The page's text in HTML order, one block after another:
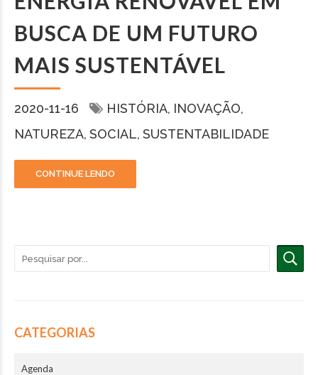
BUSCA DE UM FUTURO
MAIS SUSTENTÁVEL
2020-11-16 HISTÓRIA INOVAÇÃO
NATUREZA SOCIAL SUSTENTABILIDADE
CONTINUE LENDO
CATEGORIAS
Agenda